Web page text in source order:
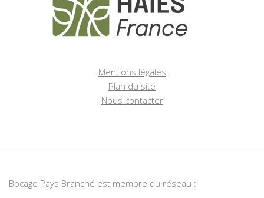
Mentions légales
Plan du site
Nous contacter
Bocage Pays Branché est membre du réseau :